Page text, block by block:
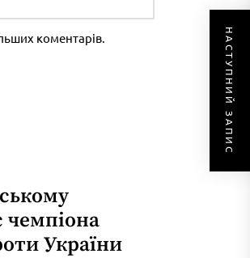
коментарів. НАСТУПНИЙ ЗАПИС
чемпіона
України